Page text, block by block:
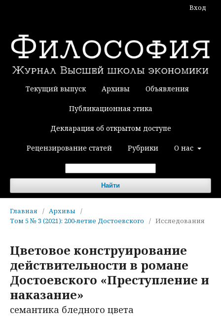
Текущий выпуск Архивы Объявления
Публикационная этика
Декларация об открытом доступе
Рецензирование статей Рубрики О нас
Найти
Вход
Главная / Архивы
/
Том 5 № 3 (2021): 200-летие Достоевского
/ Исследования
Цветовое конструирование
действительности в романе
Достоевского «Преступление и
наказание»
семантика бледного цвета